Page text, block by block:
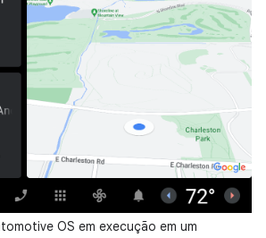
OS em execução em um